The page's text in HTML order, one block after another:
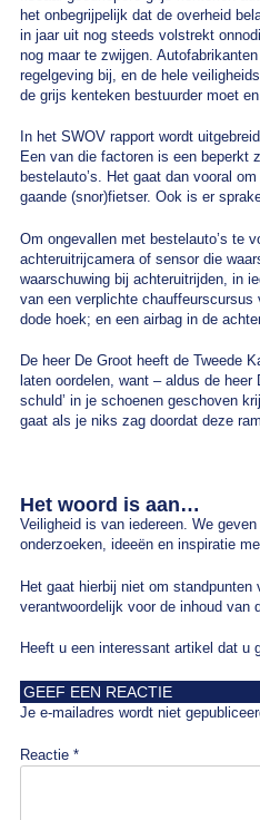
het onbegrijpelijk dat de overheid
in jaar uit nog steeds volstrekt
nog maar te zwijgen.
regelgeving bij, en de hele
de grijs kenteken bestuurder moet
In het SWOV rapport wordt
Een van die factoren is een beperkt
bestelauto’s. Het gaat dan vooral
gaande (snor)fietser. Ook is er
Om ongevallen met bestelauto’s te
achteruitrijcamera of sensor die
waarschuwing bij achteruitrijden, in
van een verplichte chauffeurscursus
dode hoek; en een airbag in de
De heer De Groot heeft de Tweede
laten oordelen, want – aldus de
schuld’ in je schoenen geschoven
gaat als je niks zag doordat deze
Het woord is aan…
Veiligheid is van iedereen. We
onderzoeken, ideeën en inspiratie
Het gaat hierbij niet om
verantwoordelijk voor de inhoud van
Heeft u een interessant artikel dat
GEEF EEN REACTIE
Je e-mailadres wordt niet
Reactie *